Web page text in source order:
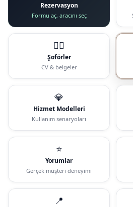
Rezervasyon
Formu aç, aracını seç
🧑‍✈️
Şoförler
CV & belgeler
💎
Hizmet Modelleri
Kullanım senaryoları
⭐
Yorumlar
Gerçek müşteri deneyimi
📍